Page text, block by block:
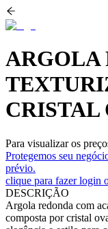
ARGOLA
CRISTAL
Para visualizar os
Protegemos seu
prévio.
clique para fazer login
DESCRIÇÃO
Argola redonda com
composta por cristal